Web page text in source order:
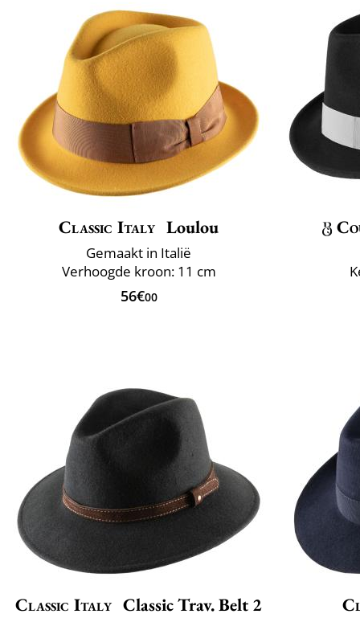
Classic Italy Loulou
Gemaakt in Italië
Verhoogde kroon: 11 cm
56€00
Classic Italy Classic Trav. Belt 2